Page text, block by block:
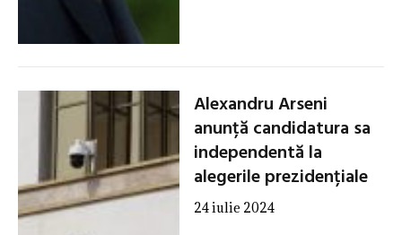
Alexandru Arseni
anunță candidatura sa
independentă la
alegerile prezidențiale
24 iulie 2024